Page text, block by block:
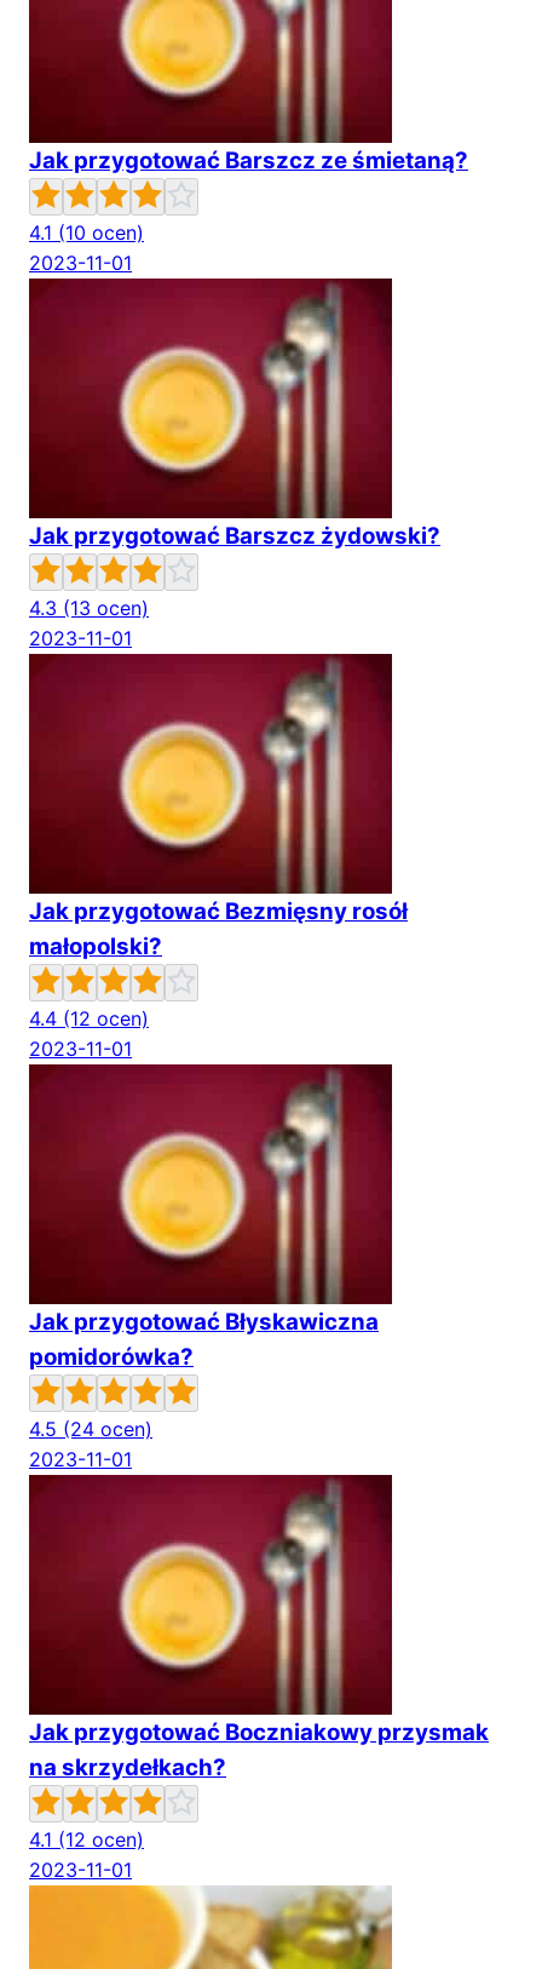
Jak przygotować Barszcz ze śmietaną?
4.1 (10 ocen)
2023-11-01
Jak przygotować Barszcz żydowski?
4.3 (13 ocen)
2023-11-01
Jak przygotować Bezmięsny rosół
małopolski?
4.4 (12 ocen)
2023-11-01
Jak przygotować Błyskawiczna
pomidorówka?
4.5 (24 ocen)
2023-11-01
Jak przygotować Boczniakowy przysmak
na skrzydełkach?
4.1 (12 ocen)
2023-11-01